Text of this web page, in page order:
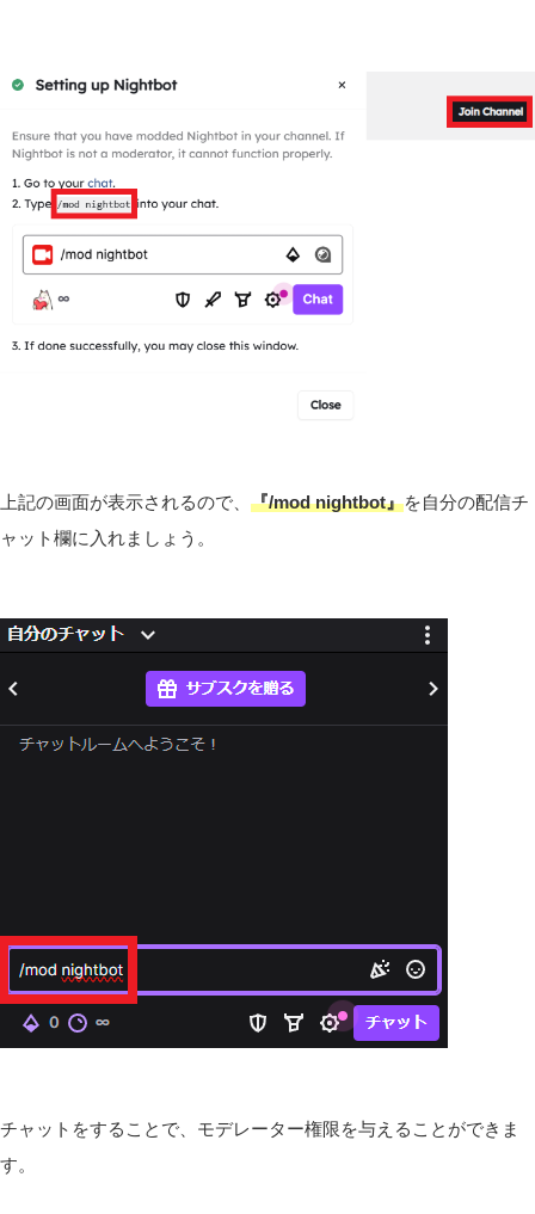
上記の画面が表示されるので、 『/mod nightbot』を自分の配信チ
ャット欄に入れましょう。
チャットをすることで、モデレーター権限を与えることができま
す。